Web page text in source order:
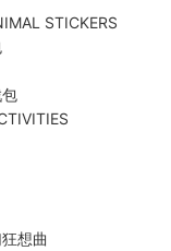
STICKERS
想曲